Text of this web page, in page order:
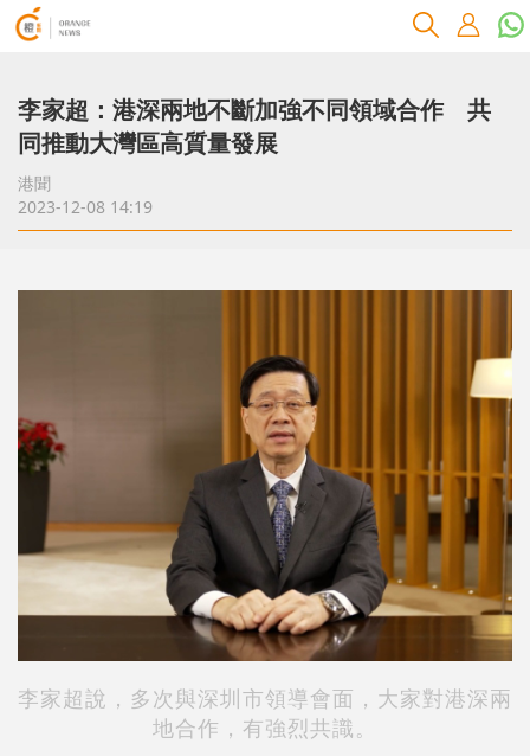
李家超：港深兩地不斷加強不同領域合作 共
同推動大灣區高質量發展
港聞
2023-12-08 14:19
李家超說，多次與深圳市領導會面，大家對港深兩
地合作，有強烈共識。